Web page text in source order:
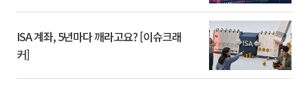
ISA 계좌, 5년마다 깨라고요? [이슈크래
커]